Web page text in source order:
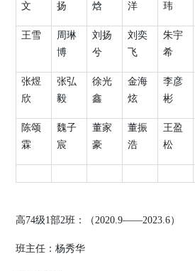
文
扬
焓
洋
玮
王雪
周琳
博
刘扬
兮
刘奕
飞
朱宇
希
张煜
欣
张弘
毅
徐光
鑫
金海
炫
李彦
彬
陈颂
霖
魏子
宸
董家
豪
董振
浩
王盈
松
高74级1部2班：（2020.9——2023.6）
班主任：杨秀华